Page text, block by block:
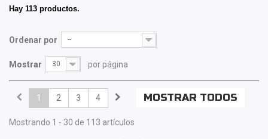
Hay 113 productos.
Ordenar por --
Mostrar 30 por página
MOSTRAR TODOS
1 2 3 4
Mostrando 1 - 30 de 113 artículos